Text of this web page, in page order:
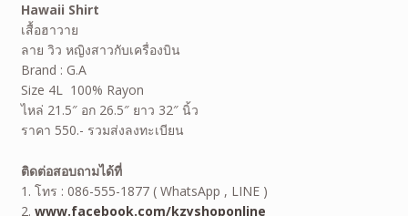
Hawaii Shirt
เสื้อฮาวาย
ลาย วิว หญิงสาวกับเครื่องบิน
Brand : G.A
Size 4L 100% Rayon
ไหล่ 21.5″ อก 26.5″ ยาว 32″ นิ้ว
ราคา 550.- รวมส่งลงทะเบียน
ติดต่อสอบถามได้ที่
1. โทร : 086-555-1877 ( WhatsApp , LINE )
2. www.facebook.com/kzyshoponline